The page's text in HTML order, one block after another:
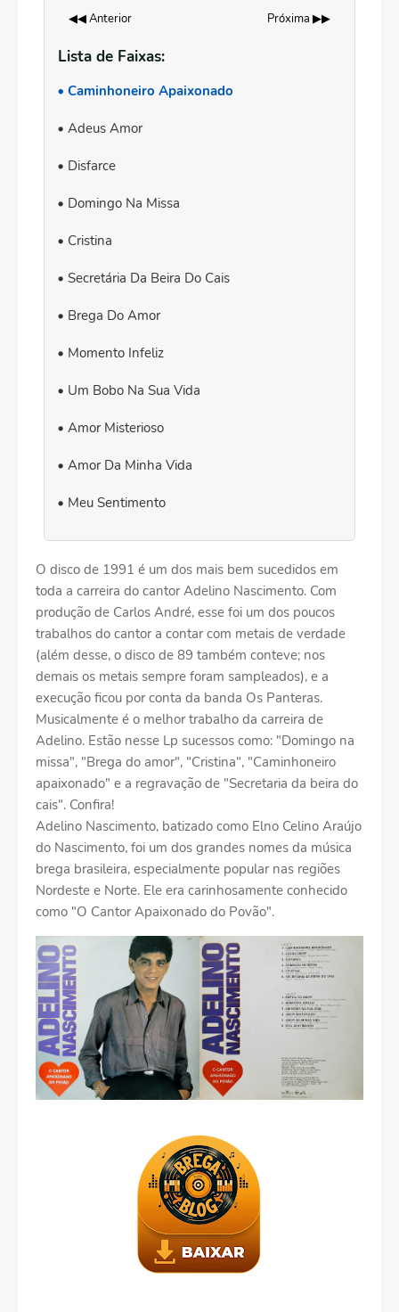
◀◀ Anterior Próxima ▶▶
Lista de Faixas:
Caminhoneiro Apaixonado
Adeus Amor
Disfarce
Domingo Na Missa
Cristina
Secretária Da Beira Do Cais
Brega Do Amor
Momento Infeliz
Um Bobo Na Sua Vida
Amor Misterioso
Amor Da Minha Vida
Meu Sentimento
O disco de 1991 é um dos mais bem sucedidos em
toda a carreira do cantor Adelino Nascimento. Com
produção de Carlos André, esse foi um dos poucos
trabalhos do cantor a contar com metais de verdade
(além desse, o disco de 89 também conteve; nos
demais os metais sempre foram sampleados), e a
execução ficou por conta da banda Os Panteras.
Musicalmente é o melhor trabalho da carreira de
Adelino. Estão nesse Lp sucessos como: "Domingo na
missa", "Brega do amor", "Cristina", "Caminhoneiro
apaixonado" e a regravação de "Secretaria da beira do
cais". Confira!
Adelino Nascimento, batizado como Elno Celino Araújo
do Nascimento, foi um dos grandes nomes da música
brega brasileira, especialmente popular nas regiões
Nordeste e Norte. Ele era carinhosamente conhecido
como "O Cantor Apaixonado do Povão".